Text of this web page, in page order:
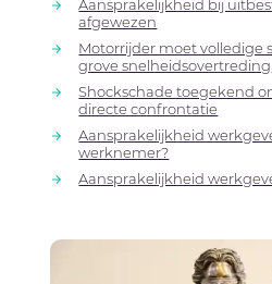
Aansprakelijkheid bij
afgewezen
Motorrijder moet volledige
grove snelheidsovertreding
Shockschade toegekend
directe confrontatie
Aansprakelijkheid
werknemer?
Aansprakelijkheid